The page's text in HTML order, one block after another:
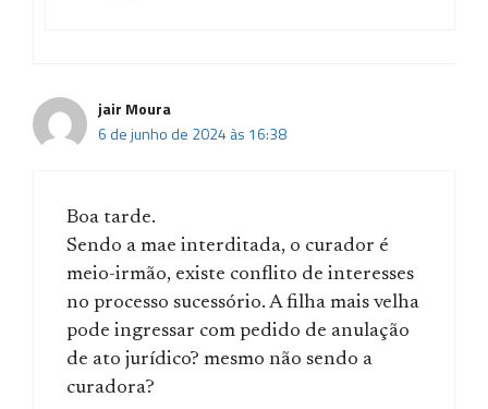
jair Moura
6 de junho de 2024 às 16:38
Boa tarde.
Sendo a mae interditada, o curador é
meio-irmão, existe conflito de interesses
no processo sucessório. A filha mais velha
pode ingressar com pedido de anulação
de ato jurídico? mesmo não sendo a
curadora?